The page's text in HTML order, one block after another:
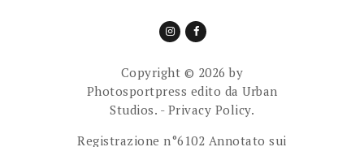
Copyright © 2026 by
Photosportpress edito da Urban
Studios. - Privacy Policy.
Registrazione n°6102 Annotato sui